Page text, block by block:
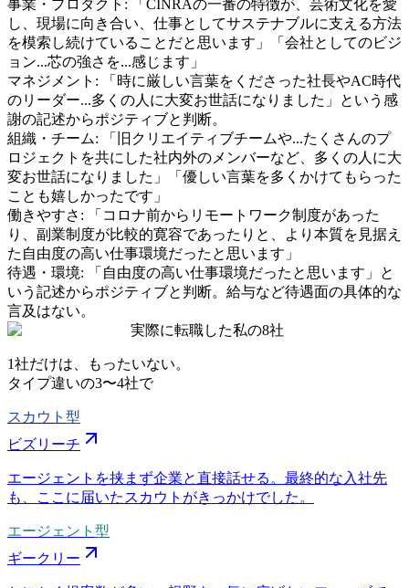
事業・プロダクト :
「CINRAの一番の特徴が、芸術文化を愛
し、現場に向き合い、仕事としてサステナブルに支える方法
を模索し続けていることだと思います」「会社としてのビジ
ョン...芯の強さを...感じます」
マネジメント :
「時に厳しい言葉をくださった社長やAC時代
のリーダー...多くの人に大変お世話になりました」という感
謝の記述からポジティブと判断。
組織・チーム:
「旧クリエイティブチームや...たくさんのプ
ロジェクトを共にした社内外のメンバーなど、多くの人に大
変お世話になりました」「優しい言葉を多くかけてもらった
ことも嬉しかったです」
働きやすさ :
「コロナ前からリモートワーク制度があった
り、副業制度が比較的寛容であったりと、より本質を見据え
た自由度の高い仕事環境だったと思います」
待遇・環境:
「自由度の高い仕事環境だったと思います」と
いう記述からポジティブと判断。給与など待遇面の具体的な
言及はない。
実際に転職した私の8社
1社だけは、もったいない。
タイプ違いの3〜4社で
スカウト型
ビズリーチ
エージェントを挟まず企業と直接話せる。最終的な入社先
も、ここに届いたスカウトがきっかけでした。
エージェント型
ギークリー